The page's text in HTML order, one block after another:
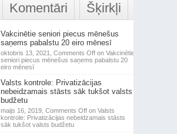
Komentāri Šķirkļi
Vakcinētie seniori piecus mēnešus
saņems pabalstu 20 eiro mēnesī
oktobris 13, 2021, Comments Offon Vakcinētie
seniori piecus mēnešus saņems pabalstu 20
eiro mēnesī
Valsts kontrole: Privatizācijas
nebeidzamais stāsts sāk tukšot valsts
budžetu
maijs 16, 2019, Comments Offon Valsts
kontrole: Privatizācijas nebeidzamais stāsts
sāk tukšot valsts budžetu